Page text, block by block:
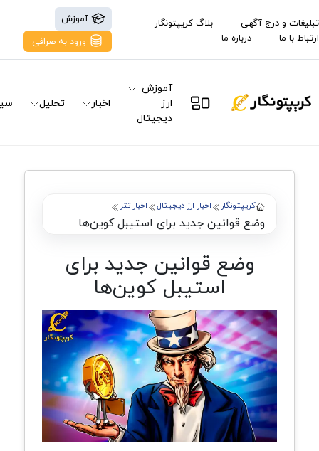
تبلیغات و درج آگهی
بلاگ کریپتونگار
ارتباط با ما
درباره ما
آموزش
ورود به صرافی
آموزش
ارز
دیجیتال
اخبار تحلیل
کریپتونگار اخبار ارز دیجیتال اخبار تتر
وضع قوانین جدید برای استیبل کوین‌ها
وضع قوانین جدید برای
استیبل کوین‌ها